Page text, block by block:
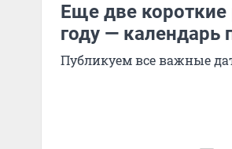
Еще две короткие
году — календарь
Публикуем все важные